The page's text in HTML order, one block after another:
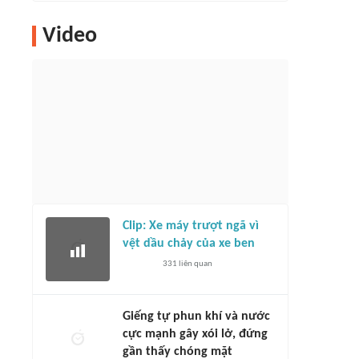
Video
Clip: Xe máy trượt ngã vì
vệt dầu chảy của xe ben
331 liên quan
Giếng tự phun khí và nước
cực mạnh gây xói lở, đứng
gần thấy chóng mặt